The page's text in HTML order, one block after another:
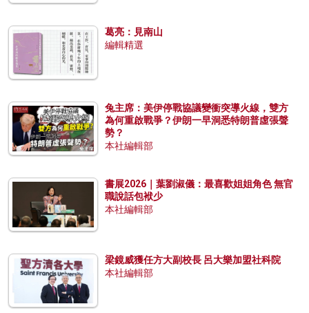
葛亮：見南山
編輯精選
兔主席：美伊停戰協議變衝突導火線，雙方
為何重啟戰爭？伊朗一早洞悉特朗普虛張聲
勢？
本社編輯部
書展2026｜葉劉淑儀：最喜歡姐姐角色 無官
職說話包袱少
本社編輯部
梁鏡威獲任方大副校長 呂大樂加盟社科院
本社編輯部